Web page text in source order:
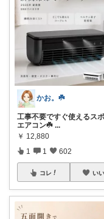
かお。☘️
工事不要ですぐ使えるス
エアコン☘️ ...
￥ 12,880
1 1 602
コレ い